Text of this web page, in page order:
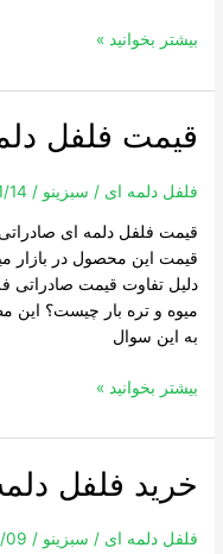
بیشتر بخوانید »
قیمت فلفل
فلفل دلمه ای / سبزینو/
14
قیمت فلفل دلمه ای
قیمت این محصول در بازار
دلیل تفاوت قیمت صادراتی
میوه و تره بار چیست؟ این
به این سوال
قیمت
فلفل
دلمه
صادراتی
بیشتر بخوانید »
خرید فلفل
فلفل دلمه ای / سبزینو/
09
خرید
فلفل
دلمه